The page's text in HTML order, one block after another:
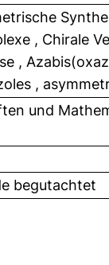
, Chirale
,
,
und
begutachtet